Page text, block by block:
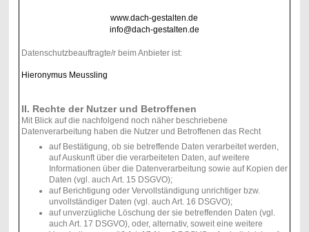
www.dach-gestalten.de
info@dach-gestalten.de
Datenschutzbeauftragte/r beim Anbieter ist:
Hieronymus Meussling
II. Rechte der Nutzer und Betroffenen
Mit Blick auf die nachfolgend noch näher beschriebene
Datenverarbeitung haben die Nutzer und Betroffenen das Recht
auf Bestätigung, ob sie betreffende Daten verarbeitet werden,
auf Auskunft über die verarbeiteten Daten, auf weitere
Informationen über die Datenverarbeitung sowie auf Kopien der
Daten (vgl. auch Art. 15 DSGVO);
auf Berichtigung oder Vervollständigung unrichtiger bzw.
unvollständiger Daten (vgl. auch Art. 16 DSGVO);
auf unverzügliche Löschung der sie betreffenden Daten (vgl.
auch Art. 17 DSGVO), oder, alternativ, soweit eine weitere